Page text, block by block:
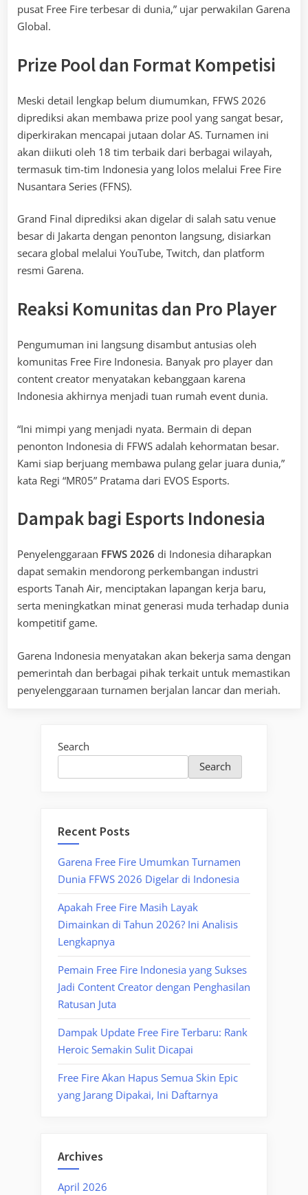
pusat Free Fire terbesar di dunia,” ujar perwakilan Garena
Global.
Prize Pool dan Format Kompetisi
Meski detail lengkap belum diumumkan, FFWS 2026
diprediksi akan membawa prize pool yang sangat besar,
diperkirakan mencapai jutaan dolar AS. Turnamen ini
akan diikuti oleh 18 tim terbaik dari berbagai wilayah,
termasuk tim-tim Indonesia yang lolos melalui Free Fire
Nusantara Series (FFNS).
Grand Final diprediksi akan digelar di salah satu venue
besar di Jakarta dengan penonton langsung, disiarkan
secara global melalui YouTube, Twitch, dan platform
resmi Garena.
Reaksi Komunitas dan Pro Player
Pengumuman ini langsung disambut antusias oleh
komunitas Free Fire Indonesia. Banyak pro player dan
content creator menyatakan kebanggaan karena
Indonesia akhirnya menjadi tuan rumah event dunia.
“Ini mimpi yang menjadi nyata. Bermain di depan
penonton Indonesia di FFWS adalah kehormatan besar.
Kami siap berjuang membawa pulang gelar juara dunia,”
kata Regi “MR05” Pratama dari EVOS Esports.
Dampak bagi Esports Indonesia
Penyelenggaraan FFWS 2026 di Indonesia diharapkan
dapat semakin mendorong perkembangan industri
esports Tanah Air, menciptakan lapangan kerja baru,
serta meningkatkan minat generasi muda terhadap dunia
kompetitif game.
Garena Indonesia menyatakan akan bekerja sama dengan
pemerintah dan berbagai pihak terkait untuk memastikan
penyelenggaraan turnamen berjalan lancar dan meriah.
Search
Search
Recent Posts
Garena Free Fire Umumkan Turnamen
Dunia FFWS 2026 Digelar di Indonesia
Apakah Free Fire Masih Layak
Dimainkan di Tahun 2026? Ini Analisis
Lengkapnya
Pemain Free Fire Indonesia yang Sukses
Jadi Content Creator dengan Penghasilan
Ratusan Juta
Dampak Update Free Fire Terbaru: Rank
Heroic Semakin Sulit Dicapai
Free Fire Akan Hapus Semua Skin Epic
yang Jarang Dipakai, Ini Daftarnya
Archives
April 2026